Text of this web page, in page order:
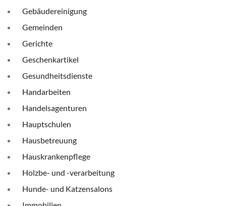
Gebäudereinigung
Gemeinden
Gerichte
Geschenkartikel
Gesundheitsdienste
Handarbeiten
Handelsagenturen
Hauptschulen
Hausbetreuung
Hauskrankenpflege
Holzbe- und -verarbeitung
Hunde- und Katzensalons